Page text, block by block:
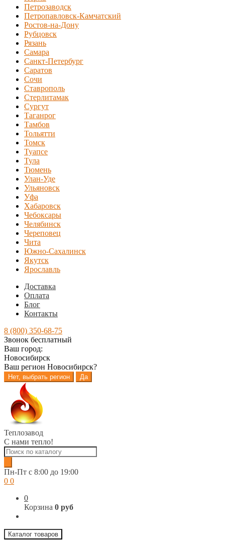
Петрозаводск
Петропавловск-Камчатский
Ростов-на-Дону
Рубцовск
Рязань
Самара
Санкт-Петербург
Саратов
Сочи
Ставрополь
Стерлитамак
Сургут
Таганрог
Тамбов
Тольятти
Томск
Туапсе
Тула
Тюмень
Улан-Уде
Ульяновск
Уфа
Хабаровск
Чебоксары
Челябинск
Череповец
Чита
Южно-Сахалинск
Якутск
Ярославль
Доставка
Оплата
Блог
Контакты
8 (800) 350-68-75
Звонок бесплатный
Ваш город:
Новосибирск
Ваш регион Новосибирск?
Нет, выбрать регион Да
Перейти
навигации
Перейти
содержимому
Теплозавод
С нами тепло!
Поиск
товаров
Пн-Пт c 8:00 до 19:00
0 0
0
Корзина 0 руб
Каталог товаров